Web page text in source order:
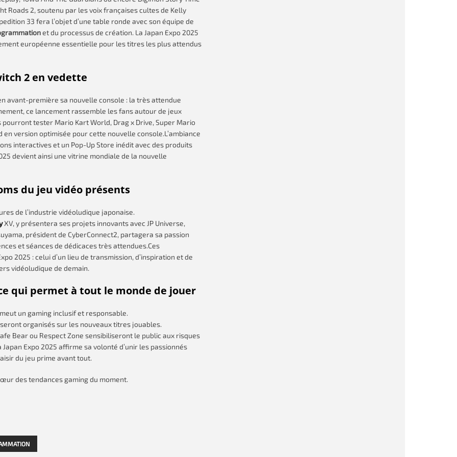
Roads 2, soutenu par les voix françaises cultes de Kelly
33 fera l’objet d’une table ronde avec son équipe de
et du processus de création. La Japan Expo 2025
européenne essentielle pour les titres les plus attendus
2 en vedette
avant-première sa nouvelle console : la très attendue
ce lancement rassemble les fans autour de jeux
tester Mario Kart World, Drag x Drive, Super Mario
version optimisée pour cette nouvelle console.L’ambiance
interactives et un Pop-Up Store inédit avec des produits
devient ainsi une vitrine mondiale de la nouvelle
du jeu vidéo présents
de l’industrie vidéoludique japonaise.
XV, y présentera ses projets innovants avec JP Universe,
président de CyberConnect2, partagera sa passion
et séances de dédicaces très attendues.Ces
2025 : celui d’un lieu de transmission, d’inspiration et de
vidéoludique de demain.
qui permet à tout le monde de jouer
un gaming inclusif et responsable.
organisés sur les nouveaux titres jouables.
Bear ou Respect Zone sensibiliseront le public aux risques
Expo 2025 affirme sa volonté d’unir les passionnés
du jeu prime avant tout.
des tendances gaming du moment.